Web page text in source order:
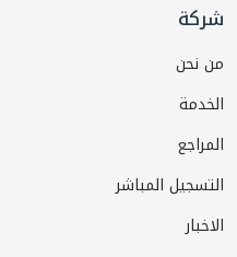
شركة
من نحن
الخدمة
المراجع
التسجيل المباشر
الاخبار